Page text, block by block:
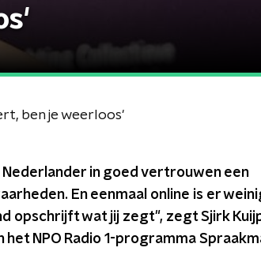
ben je weerloos'
in goed vertrouwen een
En eenmaal online is er
opschrijft wat jij zegt", zegt Sjirk
NPO Radio 1-programma